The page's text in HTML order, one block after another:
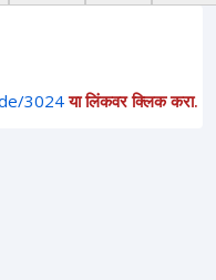
3024 या लिंकवर क्लिक करा.